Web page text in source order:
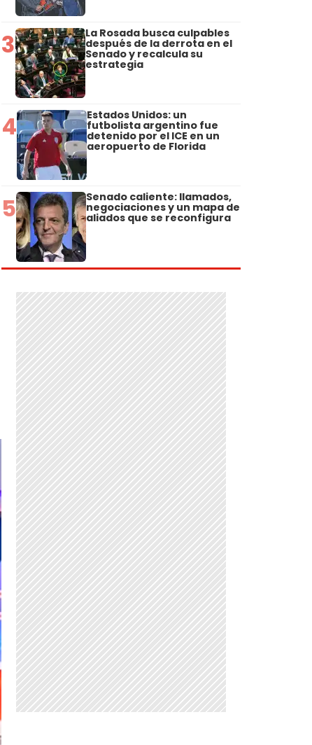
3 La Rosada busca culpables
después de la derrota en el
Senado y recalcula su
estrategia
4 Estados Unidos: un
futbolista argentino fue
detenido por el ICE en un
aeropuerto de Florida
5 Senado caliente: llamados,
negociaciones y un mapa de
aliados que se reconfigura